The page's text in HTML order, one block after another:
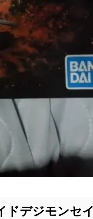
ドデジモンセイ